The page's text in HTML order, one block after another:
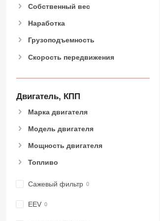
908
910
924
930
950
953
963
972
973
Собственный вес
Наработка
Грузоподъемность
Скорость передвижения
Двигатель, КПП
Марка двигателя
Модель двигателя
Мощность двигателя
Топливо
Сажевый фильтр
EEV